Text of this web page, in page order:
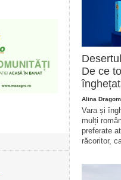
De ce
Alina
Vara și
mulți
preferate
răcoritor,